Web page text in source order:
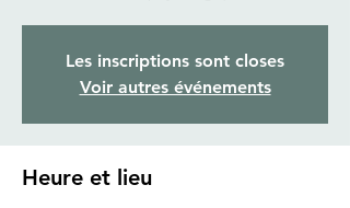
Les inscriptions sont closes
Voir autres événements
Heure et lieu